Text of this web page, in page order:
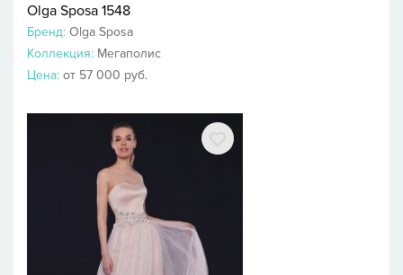
Olga Sposa 1548
Бренд: Olga Sposa
Коллекция: Мегаполис
Цена: от 57 000 руб.